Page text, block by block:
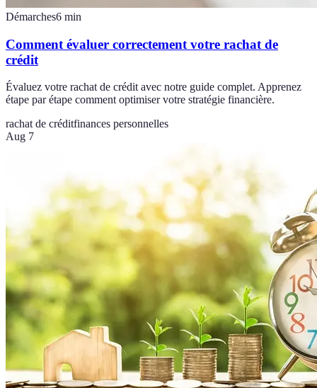
Démarches6 min
Comment évaluer correctement votre rachat de
crédit
Évaluez votre rachat de crédit avec notre guide complet. Apprenez
étape par étape comment optimiser votre stratégie financière.
rachat de créditfinances personnelles
Aug 7